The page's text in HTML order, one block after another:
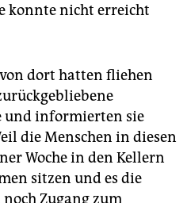
konnte nicht erreicht
dort hatten fliehen
und informierten sie
die Menschen in diesen
Woche in den Kellern
sitzen und es die
Zugang zum